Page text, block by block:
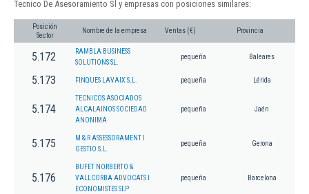
Tecnico De Asesoramiento Sl y empresas con posiciones similares:
Posición
Sector
Nombre de la empresa Ventas (€) Provincia
5.172
RAMBLA BUSINESS
SOLUTIONS SL.
pequeña Baleares
5.173 FINQUES LAVAIX S.L. pequeña Lérida
5.174
TECNICOS ASOCIADOS
ALCALAINOS SOCIEDAD
ANONIMA
pequeña Jaén
5.175
M & R ASSESSORAMENT I
GESTIO S.L.
pequeña Gerona
5.176
BUFET NORBERTO &
VALLCORBA ADVOCATS I
ECONOMISTES SLP
pequeña Barcelona